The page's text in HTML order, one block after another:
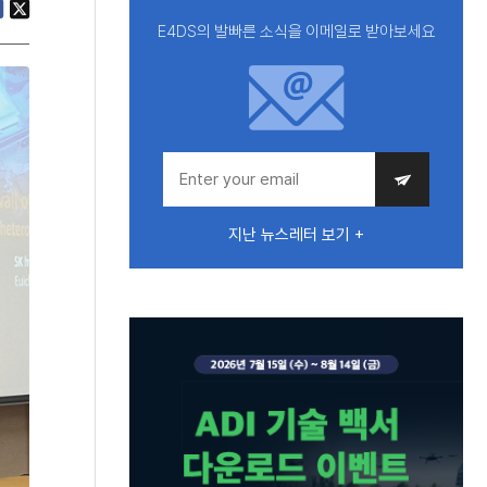
E4DS의 발빠른 소식을 이메일로 받아보세요
지난 뉴스레터 보기 +